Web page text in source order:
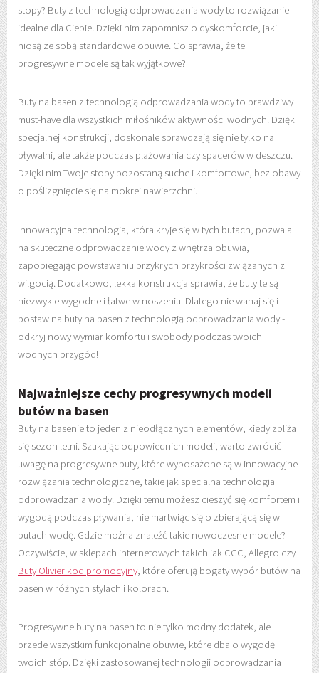
stopy? Buty z technologią odprowadzania wody to rozwiązanie
idealne dla Ciebie! Dzięki nim zapomnisz o dyskomforcie, jaki
niosą ze sobą standardowe obuwie. Co sprawia, że te
progresywne modele są tak wyjątkowe?
Buty na basen z technologią odprowadzania wody to prawdziwy
must-have dla wszystkich miłośników aktywności wodnych. Dzięki
specjalnej konstrukcji, doskonale sprawdzają się nie tylko na
pływalni, ale także podczas plażowania czy spacerów w deszczu.
Dzięki nim Twoje stopy pozostaną suche i komfortowe, bez obawy
o poślizgnięcie się na mokrej nawierzchni.
Innowacyjna technologia, która kryje się w tych butach, pozwala
na skuteczne odprowadzanie wody z wnętrza obuwia,
zapobiegając powstawaniu przykrych przykrości związanych z
wilgocią. Dodatkowo, lekka konstrukcja sprawia, że buty te są
niezwykle wygodne i łatwe w noszeniu. Dlatego nie wahaj się i
postaw na buty na basen z technologią odprowadzania wody -
odkryj nowy wymiar komfortu i swobody podczas twoich
wodnych przygód!
Najważniejsze cechy progresywnych modeli
butów na basen
Buty na basenie to jeden z nieodłącznych elementów, kiedy zbliża
się sezon letni. Szukając odpowiednich modeli, warto zwrócić
uwagę na progresywne buty, które wyposażone są w innowacyjne
rozwiązania technologiczne, takie jak specjalna technologia
odprowadzania wody. Dzięki temu możesz cieszyć się komfortem i
wygodą podczas pływania, nie martwiąc się o zbierającą się w
butach wodę. Gdzie można znaleźć takie nowoczesne modele?
Oczywiście, w sklepach internetowych takich jak CCC, Allegro czy
Buty Olivier kod promocyjny, które oferują bogaty wybór butów na
basen w różnych stylach i kolorach.
Progresywne buty na basen to nie tylko modny dodatek, ale
przede wszystkim funkcjonalne obuwie, które dba o wygodę
twoich stóp. Dzięki zastosowanej technologii odprowadzania